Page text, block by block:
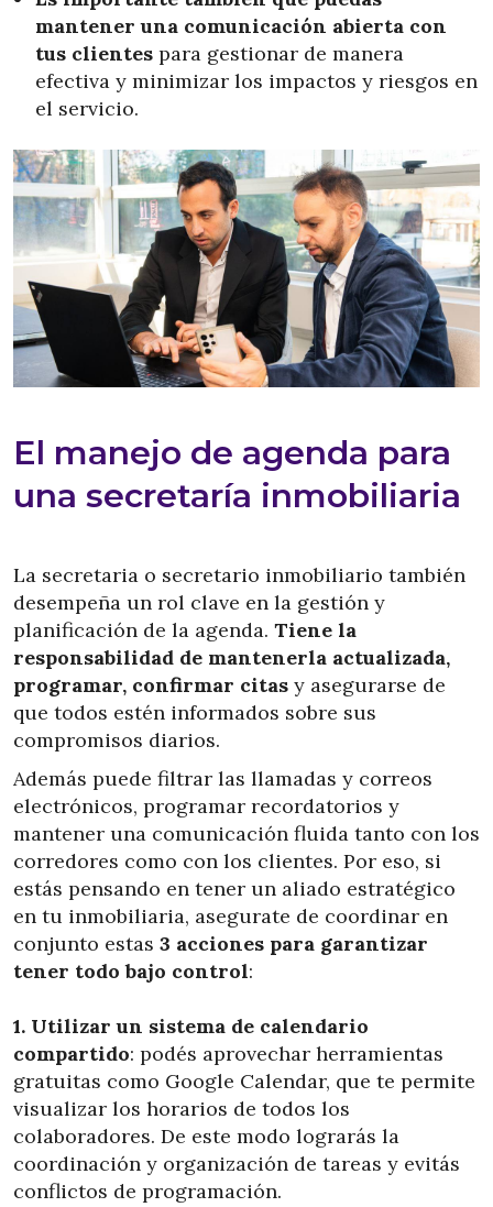
mantener una comunicación abierta con
tus clientes para gestionar de manera
efectiva y minimizar los impactos y riesgos en
el servicio.
El manejo de agenda para
una secretaría inmobiliaria
La secretaria o secretario inmobiliario también
desempeña un rol clave en la gestión y
planificación de la agenda. Tiene la
responsabilidad de mantenerla actualizada,
programar, confirmar citas y asegurarse de
que todos estén informados sobre sus
compromisos diarios.
Además puede filtrar las llamadas y correos
electrónicos, programar recordatorios y
mantener una comunicación fluida tanto con los
corredores como con los clientes. Por eso, si
estás pensando en tener un aliado estratégico
en tu inmobiliaria, asegurate de coordinar en
conjunto estas 3 acciones para garantizar
tener todo bajo control:
1. Utilizar un sistema de calendario
compartido: podés aprovechar herramientas
gratuitas como Google Calendar, que te permite
visualizar los horarios de todos los
colaboradores. De este modo lograrás la
coordinación y organización de tareas y evitás
conflictos de programación.